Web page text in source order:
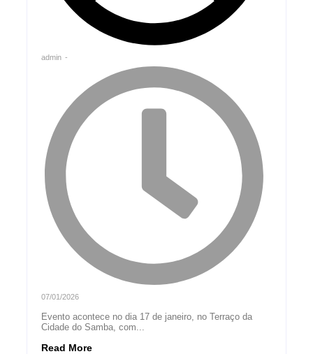
admin -
07/01/2026
Evento acontece no dia 17 de janeiro, no Terraço da
Cidade do Samba, com...
Read More